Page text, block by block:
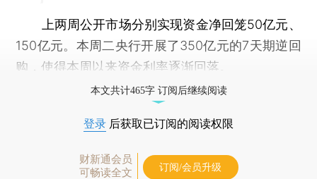
上两周公开市场分别实现资金净回笼50亿元、
150亿元。本周二央行开展了350亿元的7天期逆回
购，使得本周以来资金利率逐渐回落。
本文共计465字 订阅后继续阅读
登录 后获取已订阅的阅读权限
财新通会员
可畅读全文
订阅/会员升级